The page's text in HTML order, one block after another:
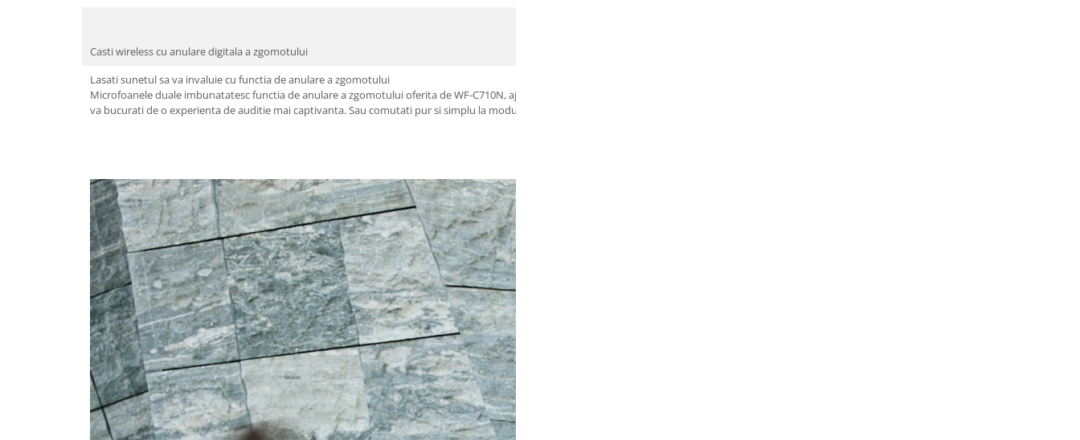
Casti wireless cu anulare digitala a zgomotului
Lasati sunetul sa va invaluie cu functia de anulare a zgomotului
Microfoanele duale imbunatatesc functia de anulare a zgomotului oferita de WF-C710N, ajutand la detectarea zgomotului din jur si reducand degradarea sunetului cauzata de variatiile individuale in ceea ce
va bucurati de o experienta de auditie mai captivanta. Sau comutati pur si simplu la modul de sunet ambiental pentru a va bucura de o experienta naturala de ascultare, ramanand in acelasi timp in contact